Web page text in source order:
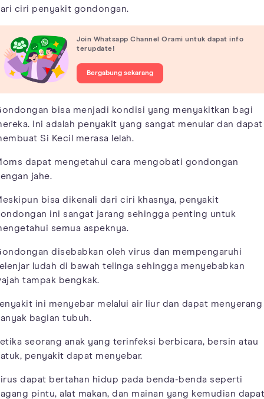
ciri penyakit gondongan.
Join Whatsapp Channel Orami untuk dapat info
terupdate!
Bergabung sekarang
bisa menjadi kondisi yang menyakitkan bagi
Ini adalah penyakit yang sangat menular dan dapat
Si Kecil merasa lelah.
dapat mengetahui cara mengobati gondongan
jahe.
bisa dikenali dari ciri khasnya, penyakit
ini sangat jarang sehingga penting untuk
semua aspeknya.
disebabkan oleh virus dan mempengaruhi
ludah di bawah telinga sehingga menyebabkan
tampak bengkak.
ini menyebar melalui air liur dan dapat menyerang
bagian tubuh.
seorang anak yang terinfeksi berbicara, bersin atau
penyakit dapat menyebar.
dapat bertahan hidup pada benda-benda seperti
pintu, alat makan, dan mainan yang kemudian